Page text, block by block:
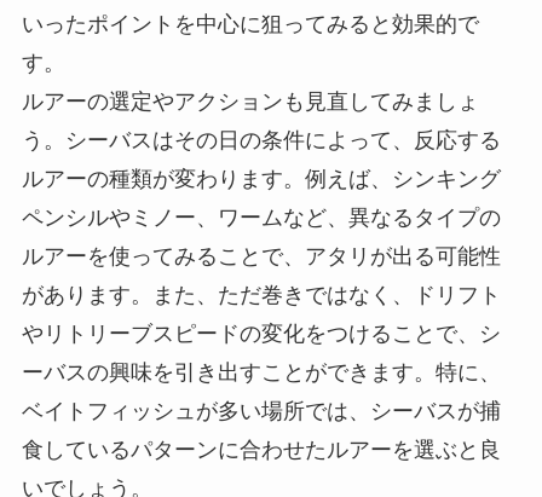
いったポイントを中心に狙ってみると効果的で
す。
ルアーの選定やアクションも見直してみましょ
う。シーバスはその日の条件によって、反応する
ルアーの種類が変わります。例えば、シンキング
ペンシルやミノー、ワームなど、異なるタイプの
ルアーを使ってみることで、アタリが出る可能性
があります。また、ただ巻きではなく、ドリフト
やリトリーブスピードの変化をつけることで、シ
ーバスの興味を引き出すことができます。特に、
ベイトフィッシュが多い場所では、シーバスが捕
食しているパターンに合わせたルアーを選ぶと良
いでしょう。